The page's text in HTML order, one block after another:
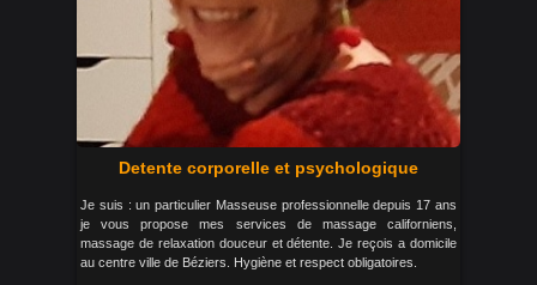
Detente corporelle et psychologique
Je suis : un particulier Masseuse professionnelle depuis 17 ans
je vous propose mes services de massage californiens,
massage de relaxation douceur et détente. Je reçois a domicile
au centre ville de Béziers. Hygiène et respect obligatoires.